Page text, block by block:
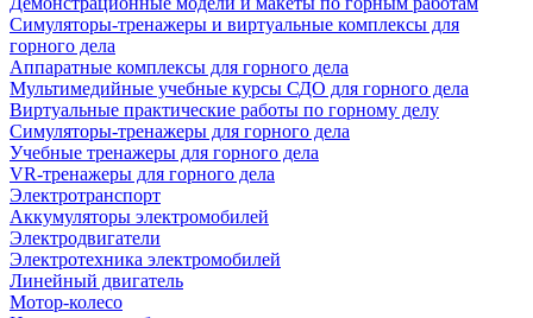
Симуляторы-тренажеры и виртуальные комплексы для
горного дела
Аппаратные комплексы для горного дела
Мультимедийные учебные курсы СДО для горного дела
Виртуальные практические работы по горному делу
Симуляторы-тренажеры для горного дела
Учебные тренажеры для горного дела
VR-тренажеры для горного дела
Электротранспорт
Аккумуляторы электромобилей
Электродвигатели
Электротехника электромобилей
Линейный двигатель
Мотор-колесо